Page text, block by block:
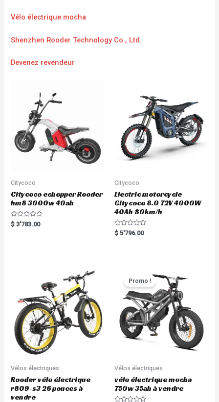
Vélo électrique mocha
Shenzhen Rooder Technology Co., Ltd.
Devenez revendeur
Citycoco
Citycoco echopper Rooder
hm8 3000w 40ah
R
a
$ 3'783.00
Citycoco
Electric motorcycle
Citycoco 8.0 72V 4000W
40Ah 80km/h
R
a
$ 5'796.00
Vélos électriques
Rooder vélo électrique
r809-s3 26 pouces à
vendre
Promo !
Vélos électriques
vélo électrique mocha
750w 35ah à vendre